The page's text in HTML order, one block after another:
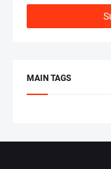
MAIN TAGS